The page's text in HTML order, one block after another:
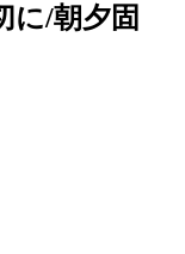
に/朝夕固